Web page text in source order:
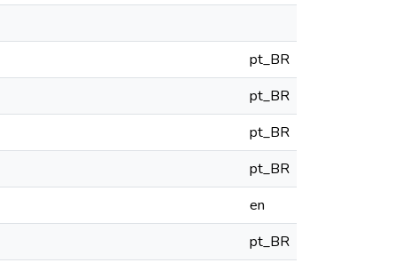
pt_BR
pt_BR
pt_BR
pt_BR
en
pt_BR